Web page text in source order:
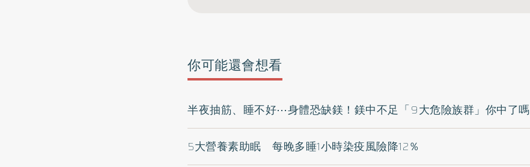
你可能還會想看
半夜抽筋、睡不好⋯身體恐缺鎂！鎂中不足「 9 大危險族群」你中了嗎
5大營養素助眠 每晚多睡1小時染疫風險降12％